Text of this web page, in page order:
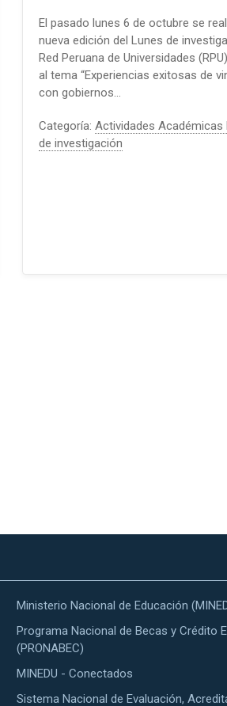
El pasado lunes 6 de octubre se
nueva edición del Lunes de
Red Peruana de Universidades
al tema “Experiencias exitosas de
con gobiernos…
Categoría: Actividades Académicas
de investigación
Ministerio Nacional de Educación
Programa Nacional de Becas y Crédito
(PRONABEC)
MINEDU - Conectados
Sistema Nacional de Evaluación,